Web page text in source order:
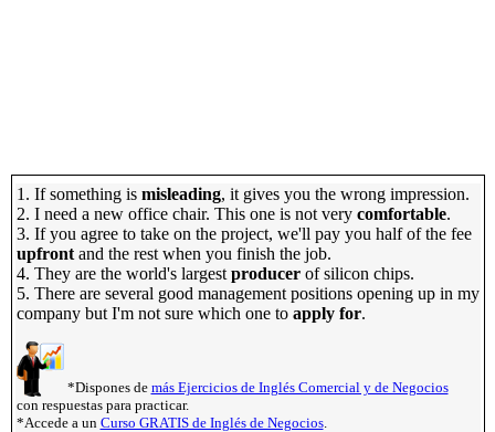
1. If something is misleading, it gives you the wrong impression.
2. I need a new office chair. This one is not very comfortable.
3. If you agree to take on the project, we'll pay you half of the fee
upfrontand the rest when you finish the job.
4. They are the world's largest producerof silicon chips.
5. There are several good management positions opening up in my
company but I'm not sure which one to apply for.
*Dispones de más Ejercicios de Inglés Comercial y de Negocios
con respuestas para practicar.
*Accede a un Curso GRATIS de Inglés de Negocios.